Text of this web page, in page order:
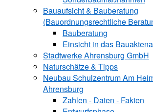
Bauaufsicht & ­Bauberatung
(Bauordnungsrechtliche
Bauberatung
Einsicht in das
Stadtwerke ­Ahrensburg GmbH
Naturschätze & Tipps
Neubau Schulzentrum Am
Ahrensburg
Zahlen - Daten - Fakten